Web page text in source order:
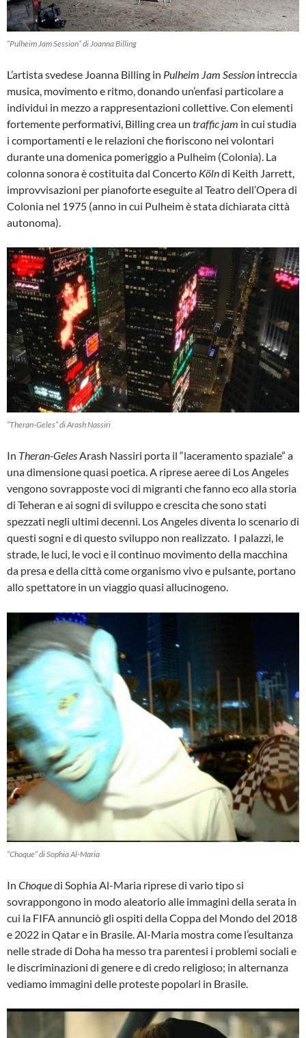
“Pulheim Jam Session” di Joanna Billing
L’artista svedese Joanna Billing in Pulheim Jam Session intreccia
musica, movimento e ritmo, donando un’enfasi particolare a
individui in mezzo a rappresentazioni collettive. Con elementi
fortemente performativi, Billing crea un traffic jam in cui studia
i comportamenti e le relazioni che fioriscono nei volontari
durante una domenica pomeriggio a Pulheim (Colonia). La
colonna sonora è costituita dal Concerto Kölndi Keith Jarrett,
improvvisazioni per pianoforte eseguite al Teatro dell’Opera di
Colonia nel 1975 (anno in cui Pulheim è stata dichiarata città
autonoma).
“Theran-Geles” di Arash Nassiri
In Theran-GelesArash Nassiri porta il “laceramento spaziale” a
una dimensione quasi poetica. A riprese aeree di Los Angeles
vengono sovrapposte voci di migranti che fanno eco alla storia
di Teheran e ai sogni di sviluppo e crescita che sono stati
spezzati negli ultimi decenni. Los Angeles diventa lo scenario di
questi sogni e di questo sviluppo non realizzato. I palazzi, le
strade, le luci, le voci e il continuo movimento della macchina
da presa e della città come organismo vivo e pulsante, portano
allo spettatore in un viaggio quasi allucinogeno.
“Choque” di Sophia Al-Maria
In Choquedi Sophia Al-Maria riprese di vario tipo si
sovrappongono in modo aleatorio alle immagini della serata in
cui la FIFA annunciò gli ospiti della Coppa del Mondo del 2018
e 2022 in Qatar e in Brasile. Al-Maria mostra come l’esultanza
nelle strade di Doha ha messo tra parentesi i problemi sociali e
le discriminazioni di genere e di credo religioso; in alternanza
vediamo immagini delle proteste popolari in Brasile.